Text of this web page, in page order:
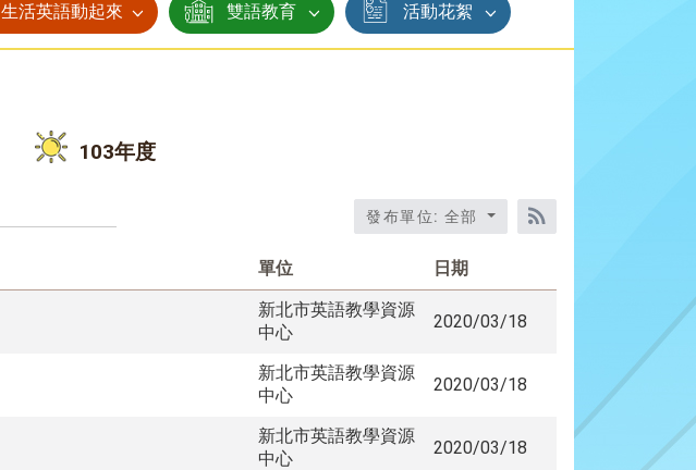
生活英語動起來 雙語教育 活動花絮
103年度
發布單位: 全部
RSS訂閱
單位 日期
新北市英語教學資源
中心
2020/03/18
新北市英語教學資源
中心
2020/03/18
新北市英語教學資源
中心
2020/03/18